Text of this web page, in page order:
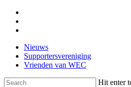
Skip
main
Nieuws
Supportersvereniging
Vrienden van WEC
Hit enter